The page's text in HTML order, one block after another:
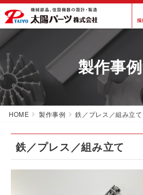
製作事例
HOME 製作事例 鉄／プレス／組み立て
鉄／プレス／組み立て